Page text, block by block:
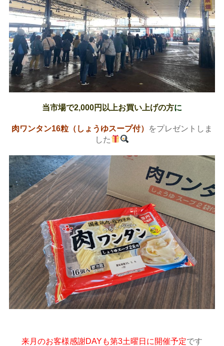
当市場で2,000円以上お買い上げの方に
肉ワンタン16粒（しょうゆスープ付） をプレゼント しま
した
来月のお客様感謝DAYも第3土曜日に開催予定です